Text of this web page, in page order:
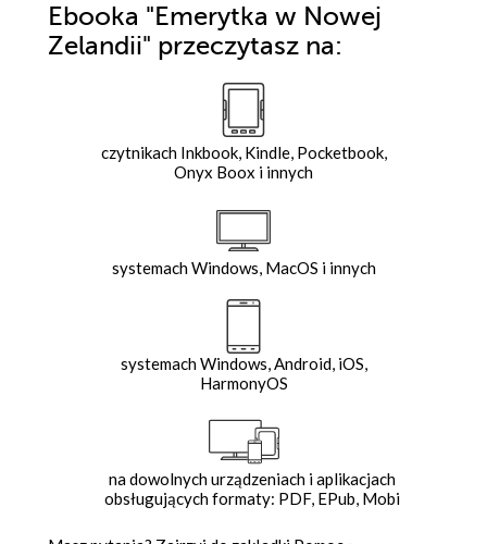
Ebooka "Emerytka w Nowej
Zelandii" przeczytasz na:
czytnikach Inkbook, Kindle, Pocketbook,
Onyx Boox i innych
systemach Windows, MacOS i innych
systemach Windows, Android, iOS,
HarmonyOS
na dowolnych urządzeniach i aplikacjach
obsługujących formaty: PDF, EPub, Mobi